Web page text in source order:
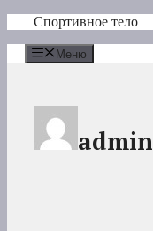
Перейти
содержимому
Спортивное тело
Меню
admin